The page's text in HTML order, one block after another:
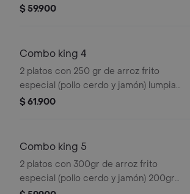
de trozos de pollo salteado con ricos
$ 59.900
Combo king 4
2 platos con 250 gr de arroz frito
especial (pollo cerdo y jamón) lumpia
y costilla de cerdo
$ 61.900
Combo king 5
2 platos con 300gr de arroz frito
especial (pollo cerdo y jamón) 200gr